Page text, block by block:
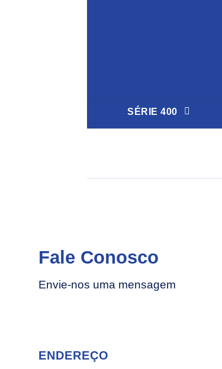
SÉRIE 400
Fale Conosco
Envie-nos uma mensagem
ENDEREÇO